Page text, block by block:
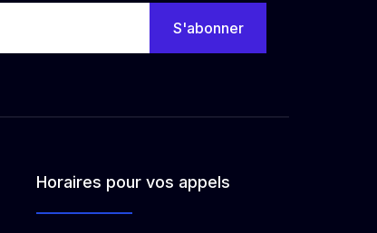
S'abonner
Horaires pour vos appels